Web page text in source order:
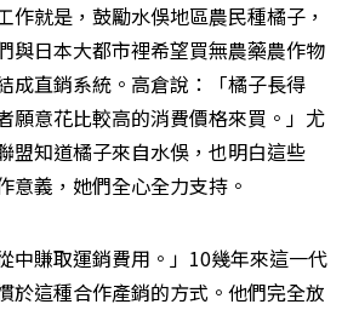
作就是，鼓勵水俁地區農民種橘子，
與日本大都市裡希望買無農藥農作物
成直銷系統。高倉說：「橘子長得
願意花比較高的消費價格來買。」尤
盟知道橘子來自水俁，也明白這些
意義，她們全心全力支持。
中賺取運銷費用。」10幾年來這一代
於這種合作產銷的方式。他們完全放